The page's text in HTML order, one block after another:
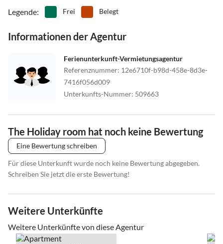
Legende: Frei Belegt
Informationen der Agentur
Ferienunterkunft-Vermietungsagentur
Referenznummer: 12e6710f-b98d-458e-8d3e-
7416f056d009
Unterkunfts-Nummer: 509663
The Holiday room hat noch keine Bewertung
Eine Bewertung schreiben
Für diese Unterkunft wurde noch keine Bewertung abgegeben.
Schreiben Sie jetzt die erste Bewertung!
Weitere Unterkünfte
Weitere Unterkünfte von diese Agentur